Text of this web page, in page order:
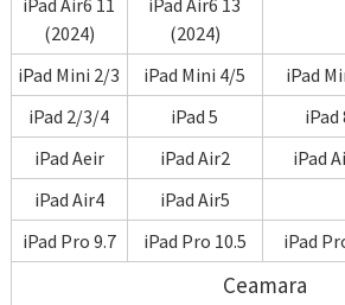
iPad Air6 11
(2024)
iPad Air6 13
(2024)
iPad Mini 2/3
iPad Mini 4/5
iPad
iPad 2/3/4
iPad 5 iPad
iPad Aeir
iPad Air2
iPad
iPad Air4
iPad Air5
iPad Pro 9.7
iPad Pro 10.5 iPad
Ceamara